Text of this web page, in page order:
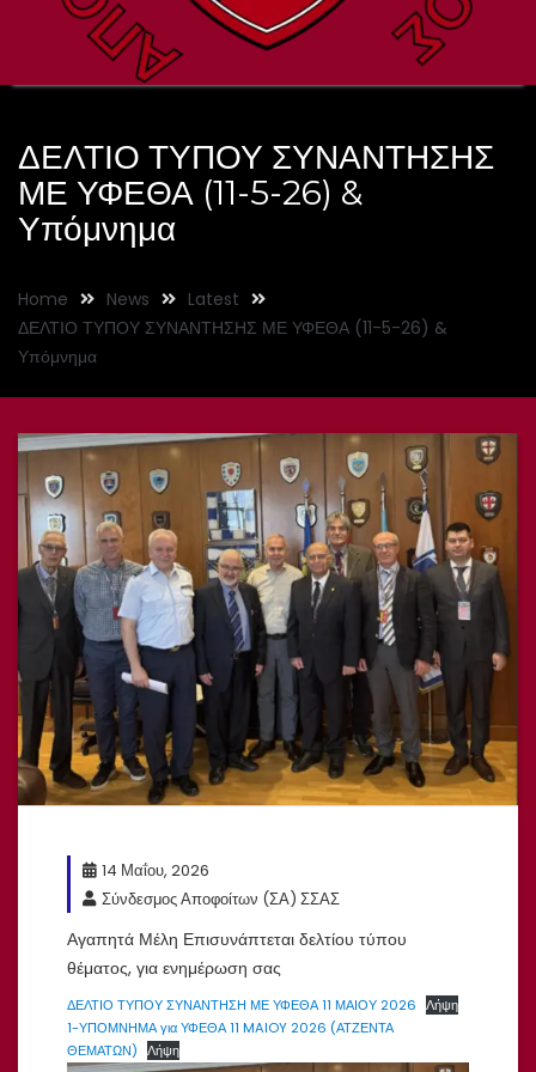
ΔΕΛΤΙΟ ΤΥΠΟΥ ΣΥΝΑΝΤΗΣΗΣ
ΜΕ ΥΦΕΘΑ (11-5-26) &
Υπόμνημα
Home News
Latest
ΔΕΛΤΙΟ ΤΥΠΟΥ ΣΥΝΑΝΤΗΣΗΣ ΜΕ ΥΦΕΘΑ (11-5-26) &
Υπόμνημα
14 Μαΐου, 2026
Σύνδεσμος Αποφοίτων (ΣΑ) ΣΣΑΣ
Αγαπητά Μέλη Επισυνάπτεται δελτίου τύπου
θέματος, για ενημέρωση σας
ΔΕΛΤΙΟ ΤΥΠΟΥ ΣΥΝΑΝΤΗΣΗ ΜΕ ΥΦΕΘΑ 11 ΜΑΙΟΥ 2026 Λήψη
1-ΥΠΟΜΝΗΜΑ για ΥΦΕΘΑ 11 MAIOY 2026 (ΑΤΖΕΝΤΑ
ΘΕΜΑΤΩΝ) Λήψη